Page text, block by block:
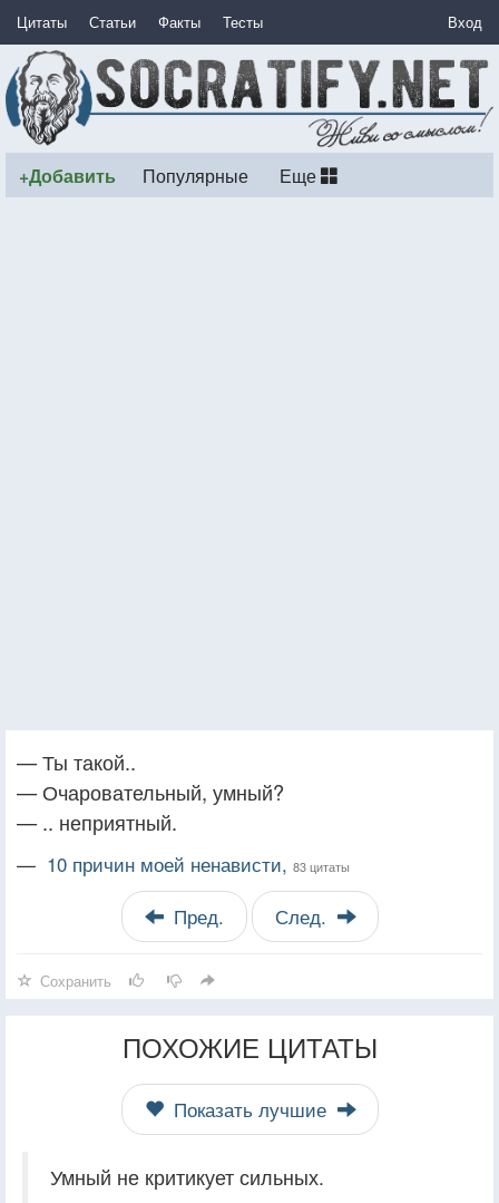
Цитаты Статьи Факты Тесты Вход
+Добавить Популярные Еще
— Ты такой..
— Очаровательный, умный?
— .. неприятный.
— 10 причин моей ненависти, 83 цитаты
Пред. След.
Сохранить
ПОХОЖИЕ ЦИТАТЫ
Показать лучшие
Умный не критикует сильных.